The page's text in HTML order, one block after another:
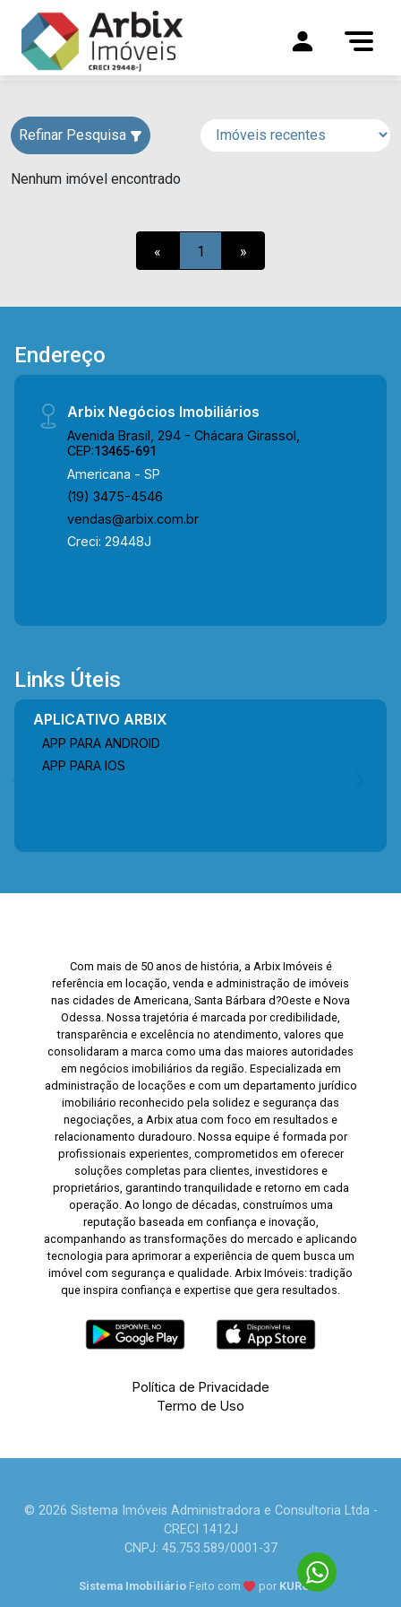
Refinar Pesquisa
Nenhum imóvel encontrado
« 1 »
Endereço
Arbix Negócios Imobiliários
Avenida Brasil, 294 - Chácara Girassol,
CEP:13465-691
Americana - SP
(19) 3475-4546
vendas@arbix.com.br
Creci: 29448J
Links Úteis
APLICATIVO ARBIX
APP PARA ANDROID
APP PARA IOS
Com mais de 50 anos de história, a Arbix Imóveis é
referência em locação, venda e administração de imóveis
nas cidades de Americana, Santa Bárbara d?Oeste e Nova
Odessa. Nossa trajetória é marcada por credibilidade,
transparência e excelência no atendimento, valores que
consolidaram a marca como uma das maiores autoridades
em negócios imobiliários da região. Especializada em
administração de locações e com um departamento jurídico
imobiliário reconhecido pela solidez e segurança das
negociações, a Arbix atua com foco em resultados e
relacionamento duradouro. Nossa equipe é formada por
profissionais experientes, comprometidos em oferecer
soluções completas para clientes, investidores e
proprietários, garantindo tranquilidade e retorno em cada
operação. Ao longo de décadas, construímos uma
reputação baseada em confiança e inovação,
acompanhando as transformações do mercado e aplicando
tecnologia para aprimorar a experiência de quem busca um
imóvel com segurança e qualidade. Arbix Imóveis: tradição
que inspira confiança e expertise que gera resultados.
Política de Privacidade
Termo de Uso
© 2026 Sistema Imóveis Administradora e Consultoria Ltda -
CRECI 1412J
CNPJ: 45.753.589/0001-37
Sistema Imobiliário Feito com por KUROLE